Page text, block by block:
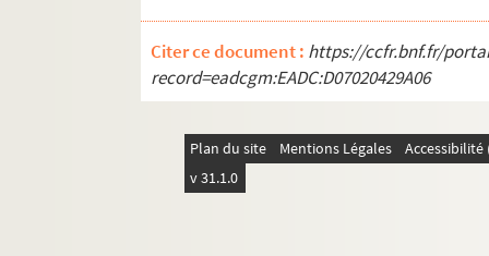
Ms_540. « Plan de la Fontaine de Nismes
Ms_823. « Bibliotheca Botanica, sive
Ms_1218. Ecrits de la main de Séguier
Ms_61-459. Autres recueils Séguier
Ms_29-360. Manucrits René Séguier.
Citer ce document : https://ccfr.bnf.fr/
record=eadcgm:EADC:D07020429A06
Plan du site Mentions Légales
v 31.1.0